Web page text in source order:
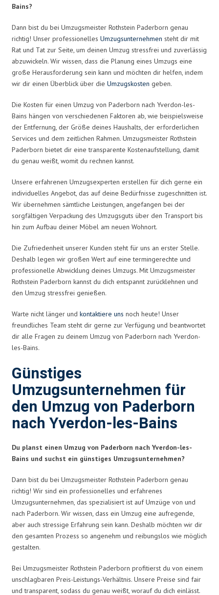
Bains?
Dann bist du bei Umzugsmeister Rothstein Paderborn genau
richtig! Unser professionelles Umzugsunternehmen steht dir mit
Rat und Tat zur Seite, um deinen Umzug stressfrei und zuverlässig
abzuwickeln. Wir wissen, dass die Planung eines Umzugs eine
große Herausforderung sein kann und möchten dir helfen, indem
wir dir einen Überblick über die Umzugskosten geben.
Die Kosten für einen Umzug von Paderborn nach Yverdon-les-
Bains hängen von verschiedenen Faktoren ab, wie beispielsweise
der Entfernung, der Größe deines Haushalts, der erforderlichen
Services und dem zeitlichen Rahmen. Umzugsmeister Rothstein
Paderborn bietet dir eine transparente Kostenaufstellung, damit
du genau weißt, womit du rechnen kannst.
Unsere erfahrenen Umzugsexperten erstellen für dich gerne ein
individuelles Angebot, das auf deine Bedürfnisse zugeschnitten ist.
Wir übernehmen sämtliche Leistungen, angefangen bei der
sorgfältigen Verpackung des Umzugsguts über den Transport bis
hin zum Aufbau deiner Möbel am neuen Wohnort.
Die Zufriedenheit unserer Kunden steht für uns an erster Stelle.
Deshalb legen wir großen Wert auf eine termingerechte und
professionelle Abwicklung deines Umzugs. Mit Umzugsmeister
Rothstein Paderborn kannst du dich entspannt zurücklehnen und
den Umzug stressfrei genießen.
Warte nicht länger und kontaktiere uns noch heute! Unser
freundliches Team steht dir gerne zur Verfügung und beantwortet
dir alle Fragen zu deinem Umzug von Paderborn nach Yverdon-
les-Bains.
Günstiges
Umzugsunternehmen für
den Umzug von Paderborn
nach Yverdon-les-Bains
Du planst einen Umzug von Paderborn nach Yverdon-les-
Bains und suchst ein günstiges Umzugsunternehmen?
Dann bist du bei Umzugsmeister Rothstein Paderborn genau
richtig! Wir sind ein professionelles und erfahrenes
Umzugsunternehmen, das spezialisiert ist auf Umzüge von und
nach Paderborn. Wir wissen, dass ein Umzug eine aufregende,
aber auch stressige Erfahrung sein kann. Deshalb möchten wir dir
den gesamten Prozess so angenehm und reibungslos wie möglich
gestalten.
Bei Umzugsmeister Rothstein Paderborn profitierst du von einem
unschlagbaren Preis-Leistungs-Verhältnis. Unsere Preise sind fair
und transparent, sodass du genau weißt, worauf du dich einlässt.